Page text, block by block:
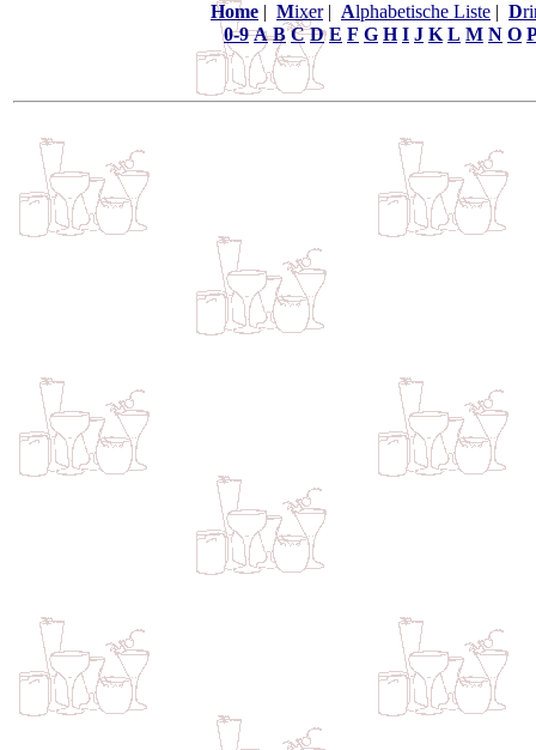
Home | Mixer| Alphabetische Liste | D
0-9 A B C D E F G H I J K L M N O